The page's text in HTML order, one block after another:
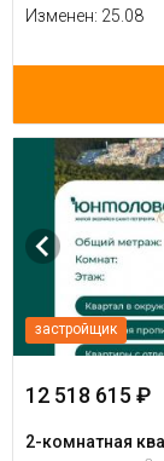
Изменен: 25.08
застройщик
12 518 615 ₽
2-комнатная